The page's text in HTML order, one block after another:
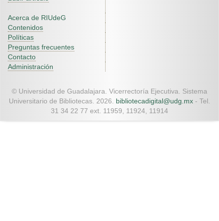
Acerca de RIUdeG
Contenidos
Políticas
Preguntas frecuentes
Contacto
Administración
© Universidad de Guadalajara. Vicerrectoría Ejecutiva. Sistema
Universitario de Bibliotecas. 2026. bibliotecadigital@udg.mx - Tel.
31 34 22 77 ext. 11959, 11924, 11914